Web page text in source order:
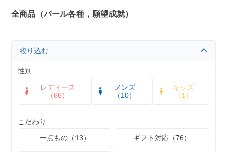
全商品（パール各種，願望成就）
絞り込む
性別
レディース
（66）
メンズ
（10）
キッズ
（1）
こだわり
一点もの（13）
ギフト対応（76）